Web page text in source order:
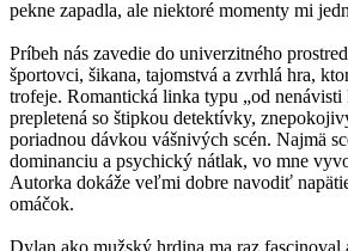
pekne zapadla, ale niektoré momenty mi
Príbeh nás zavedie do univerzitného
športovci, šikana, tajomstvá a zvrhlá hra,
trofeje. Romantická linka typu „od nenávisti
prepletená so štipkou detektívky,
poriadnou dávkou vášnivých scén. Najmä
dominanciu a psychický nátlak, vo mne
Autorka dokáže veľmi dobre navodiť
omáčok.
Dylan ako mužský hrdina ma raz fascinoval